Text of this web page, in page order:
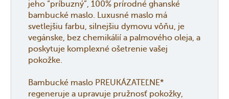
jeho “príbuzný”, 100% prírodné ghanské
bambucké maslo. Luxusné maslo má
svetlejšiu farbu, silnejšiu dymovu vôňu, je
vegánske, bez chemikálií a palmového oleja, a
poskytuje komplexné ošetrenie vašej
pokožke.
Bambucké maslo PREUKÁZATEĽNE*
regeneruje a upravuje pružnosť pokožky,